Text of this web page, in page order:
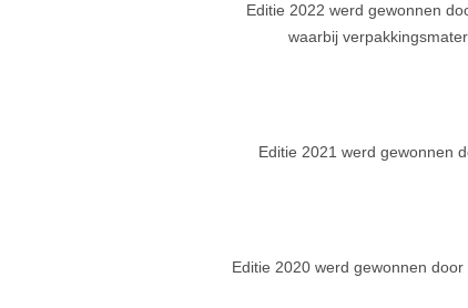
Editie 2022 werd gewonnen
waarbij
Editie 2021 werd gewonnen
Editie 2020 werd gewonnen